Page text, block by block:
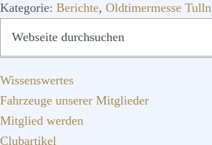
Kategorie: Berichte, Oldtimermesse Tulln
SEITENSPALTE
QUICKLINKS
Wissenswertes
Fahrzeuge unserer Mitglieder
Mitglied werden
Clubartikel